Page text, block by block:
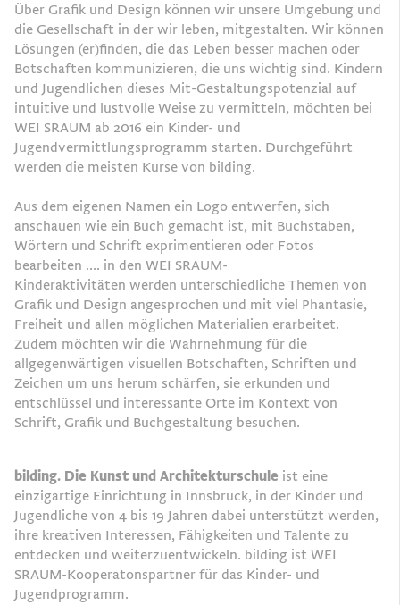
Über Grafik und Design können wir unsere Umgebung und
die Gesellschaft in der wir leben, mitgestalten. Wir können
Lösungen (er)finden, die das Leben besser machen oder
Botschaften kommunizieren, die uns wichtig sind. Kindern
und Jugendlichen dieses Mit-Gestaltungspotenzial auf
intuitive und lustvolle Weise zu vermitteln, möchten bei
WEI SRAUM ab 2016 ein Kinder- und
Jugendvermittlungsprogramm starten. Durchgeführt
werden die meisten Kurse von bilding.
Aus dem eigenen Namen ein Logo entwerfen, sich
anschauen wie ein Buch gemacht ist, mit Buchstaben,
Wörtern und Schrift exprimentieren oder Fotos
bearbeiten .... in den WEI SRAUM-
Kinderaktivitäten werden unterschiedliche Themen von
Grafik und Design angesprochen und mit viel Phantasie,
Freiheit und allen möglichen Materialien erarbeitet.
Zudem möchten wir die Wahrnehmung für die
allgegenwärtigen visuellen Botschaften, Schriften und
Zeichen um uns herum schärfen, sie erkunden und
entschlüssel und interessante Orte im Kontext von
Schrift, Grafik und Buchgestaltung besuchen.
bilding. Die Kunst und Architekturschule ist eine
einzigartige Einrichtung in Innsbruck, in der Kinder und
Jugendliche von 4 bis 19 Jahren dabei unterstützt werden,
ihre kreativen Interessen, Fähigkeiten und Talente zu
entdecken und weiterzuentwickeln. bilding ist WEI
SRAUM-Kooperatonspartner für das Kinder- und
Jugendprogramm.